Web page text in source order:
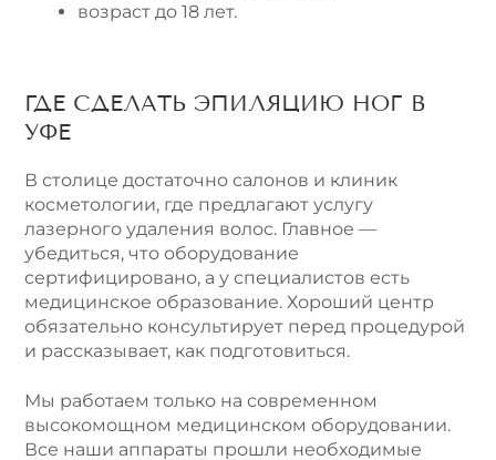
возраст до 18 лет.
ГДЕ СДЕЛАТЬ ЭПИЛЯЦИЮ НОГ В
УФЕ
В столице достаточно салонов и клиник
косметологии, где предлагают услугу
лазерного удаления волос. Главное —
убедиться, что оборудование
сертифицировано, а у специалистов есть
медицинское образование. Хороший центр
обязательно консультирует перед процедурой
и рассказывает, как подготовиться.
Мы работаем только на современном
высокомощном медицинском оборудовании.
Все наши аппараты прошли необходимые